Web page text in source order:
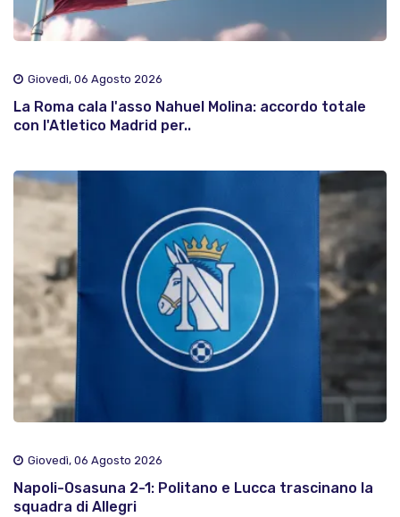
Giovedì, 06 Agosto 2026
La Roma cala l'asso Nahuel Molina: accordo totale
con l'Atletico Madrid per..
Giovedì, 06 Agosto 2026
Napoli-Osasuna 2-1: Politano e Lucca trascinano la
squadra di Allegri